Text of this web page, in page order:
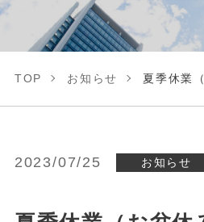
TOP お知らせ 夏季休業
2023/07/25 お知らせ